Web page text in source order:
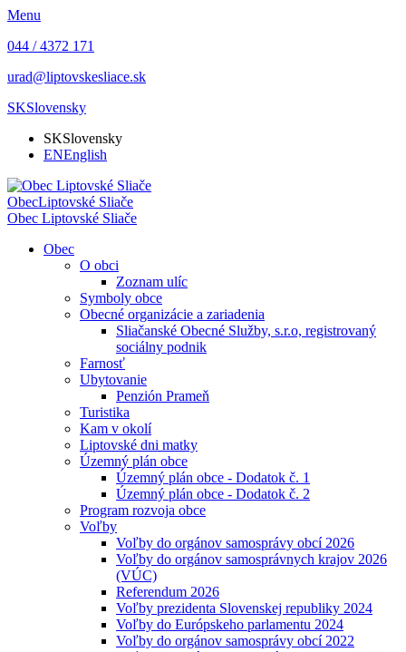
Menu
044 / 4372 171
urad@liptovskesliace.sk
SKSlovensky
SKSlovensky
ENEnglish
ObecLiptovské Sliače
Obec Liptovské Sliače
Obec
O obci
Zoznam ulíc
Symboly obce
Obecné organizácie a zariadenia
Sliačanské Obecné Služby, s.r.o, registrovaný
sociálny podnik
Farnosť
Ubytovanie
Penzión Prameň
Turistika
Kam v okolí
Liptovské dni matky
Územný plán obce
Územný plán obce - Dodatok č. 1
Územný plán obce - Dodatok č. 2
Program rozvoja obce
Voľby
Voľby do orgánov samosprávy obcí 2026
Voľby do orgánov samosprávnych krajov 2026
(VÚC)
Referendum 2026
Voľby prezidenta Slovenskej republiky 2024
Voľby do Európskeho parlamentu 2024
Voľby do orgánov samosprávy obcí 2022